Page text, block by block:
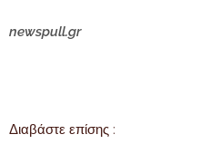
newspull.gr
Διαβάστε επίσης :